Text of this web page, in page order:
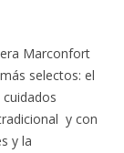
Marconfort
selectos: el
y con
y la